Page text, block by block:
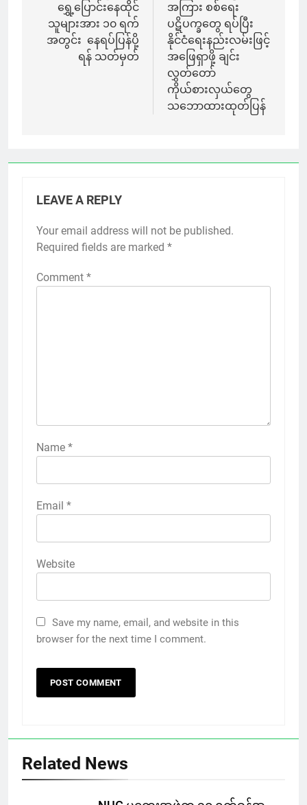
ရွှေ့ပြောင်းနေထိုင်
သူများအား ၁၀ ရက်
အတွင်း နေရပ်ပြန်ပို့
ရန် သတ်မှတ်
အကြား စစ်ရေး
ပဋိပက္ခတွေ ရပ်ပြီး
နိုင်ငံရေးနည်းလမ်းဖြင့်
အဖြေရှာဖို့ ချင်း
လွှတ်တော်
ကိုယ်စားလှယ်တွေ
သဘောထားထုတ်ပြန်
LEAVE A REPLY
Your email address will not be published.
Required fields are marked *
Comment *
Name *
Email *
Website
Save my name, email, and website in this
browser for the next time I comment.
Related News